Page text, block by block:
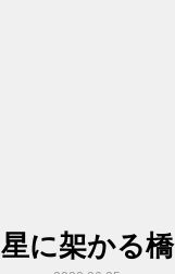
星に架かる橋